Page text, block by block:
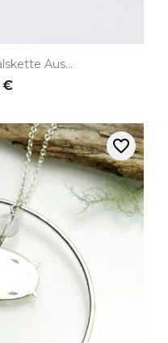
Aus...
€
favorite_border